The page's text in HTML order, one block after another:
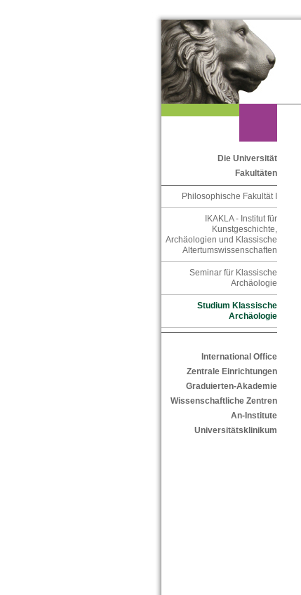
Die Universität
Fakultäten
Philosophische Fakultät I
IKAKLA - Institut für
Kunstgeschichte,
Archäologien und Klassische
Altertumswissenschaften
Seminar für Klassische
Archäologie
Studium Klassische
Archäologie
International Office
Zentrale Einrichtungen
Graduierten-Akademie
Wissenschaftliche Zentren
An-Institute
Universitätsklinikum